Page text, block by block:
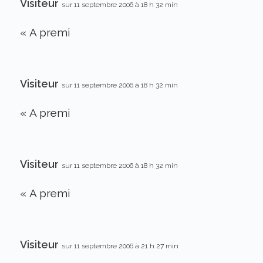
Visiteur sur 11 septembre 2006 à 18 h 32 min
« A premi
Visiteur sur 11 septembre 2006 à 18 h 32 min
« A premi
Visiteur sur 11 septembre 2006 à 18 h 32 min
« A premi
Visiteur sur 11 septembre 2006 à 21 h 27 min